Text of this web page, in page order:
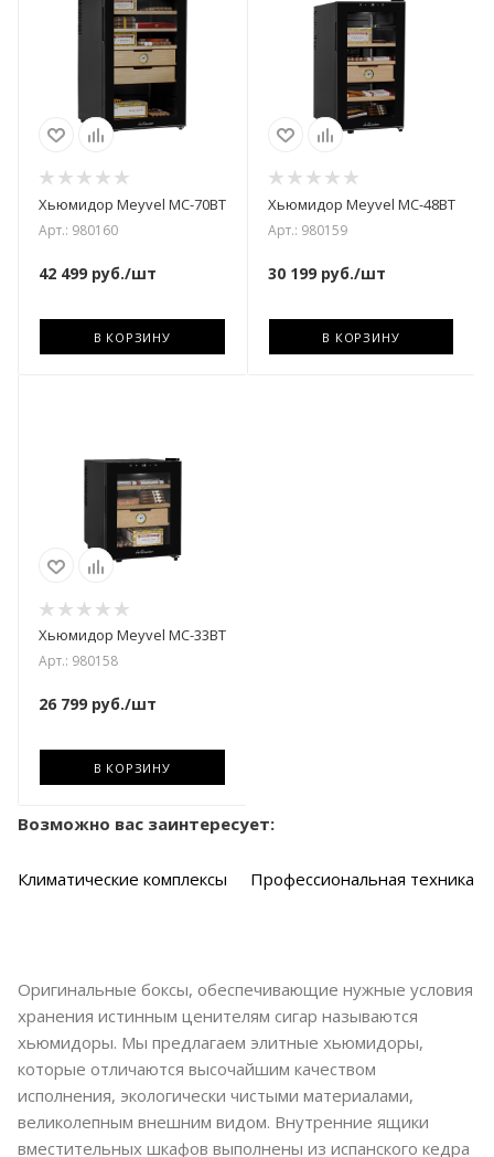
Хьюмидор Meyvel MC-70BT
Арт.: 980160
42 499 руб./шт
В КОРЗИНУ
Хьюмидор Meyvel MC-48BT
Арт.: 980159
30 199руб./шт
В КОРЗИНУ
Хьюмидор Meyvel MC-33BT
Арт.: 980158
26 799 руб./шт
В КОРЗИНУ
Возможно вас заинтересует:
Климатические комплексы Профессиональная техника
Оригинальные боксы, обеспечивающие нужные условия
хранения истинным ценителям сигар называются
хьюмидоры. Мы предлагаем элитные хьюмидоры,
которые отличаются высочайшим качеством
исполнения, экологически чистыми материалами,
великолепным внешним видом. Внутренние ящики
вместительных шкафов выполнены из испанского кедра